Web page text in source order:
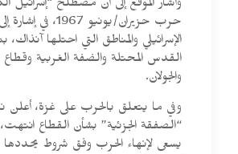
وأشار الموقع إلى أن مصطلح “إسرائيل
حرب حزيران/يونيو 1967،
الإسرائيلي والمناطق التي احتلها آنذاك،
القدس المحتلة والضفة الغربية
والجولان.
وفي ما يتعلق بالحرب على غزة، أعلن
“الصفقة الجزئية” بشأن القطاع